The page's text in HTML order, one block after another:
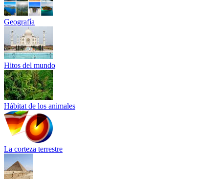
Geografía
Hitos del mundo
Hábitat de los animales
La corteza terrestre